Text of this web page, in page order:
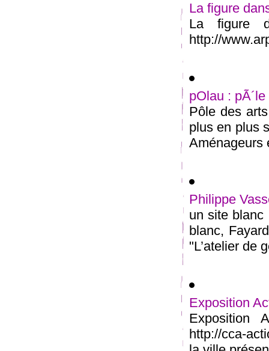
La figure
La figure
http://
pOlau :
Pôle des
plus en plus
Aménageurs
Philippe
un site blanc
blanc,
"L’atelier de
Exposition
Exposition
http://cca-